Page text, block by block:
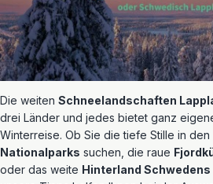
Die weiten Schneelandschaften
drei Länder und jedes bietet ganz
Winterreise. Ob Sie die tiefe Stille in den
Nationalparks suchen, die raue
oder das weite Hinterland Schwedens